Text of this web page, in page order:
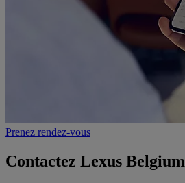
Prenez rendez-vous
Contactez Lexus Belgium